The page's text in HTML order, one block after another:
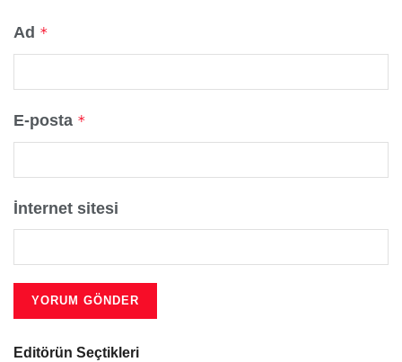
Ad *
E-posta *
İnternet sitesi
Editörün Seçtikleri